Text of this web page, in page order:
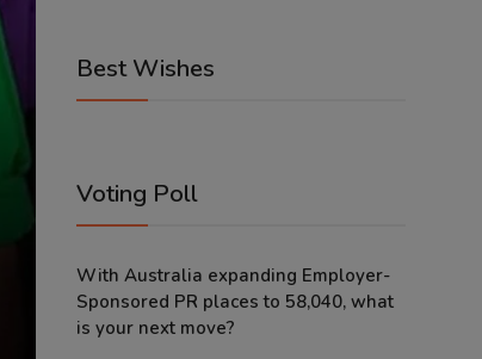
Best Wishes
Voting Poll
With Australia expanding Employer-
Sponsored PR places to 58,040, what
is your next move?